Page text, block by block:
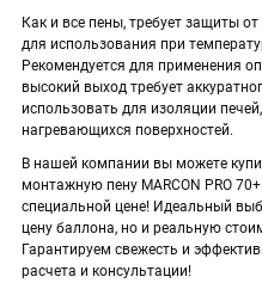
Как и все пены, требует защиты
для использования при
Рекомендуется для применения
высокий выход требует
использовать для изоляции
нагревающихся поверхностей.
В нашей компании вы можете
монтажную пену MARCON PRO
специальной цене! Идеальный
цену баллона, но и реальную
Гарантируем свежесть и
расчета и консультации!